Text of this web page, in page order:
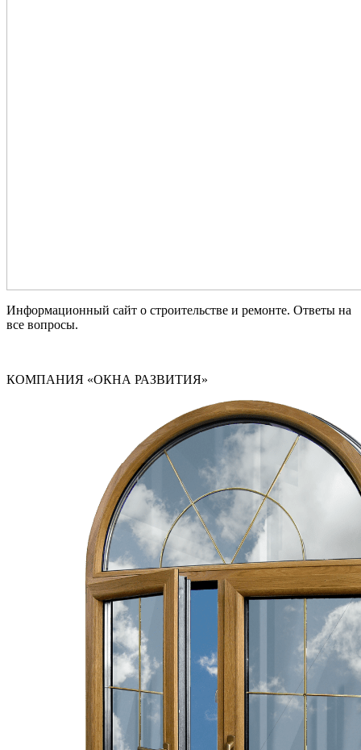
Информационный сайт о строительстве и ремонте. Ответы на
все вопросы.
КОМПАНИЯ «ОКНА РАЗВИТИЯ»